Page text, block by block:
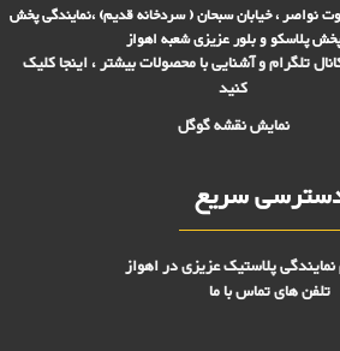
نواصر ، خیابان سبحان ( سردخانه قدیم) ،نمایندگی پخش
پخش پلاسکو و بلور عزیزی شعبه اهواز
تلگرام و آشنایی با محصولات بیشتر ، اینجا کلیک
کنید
نمایش نقشه گوگل
سریع
نمایندگی پلاستیک عزیزی در اهواز
تلفن های تماس با ما